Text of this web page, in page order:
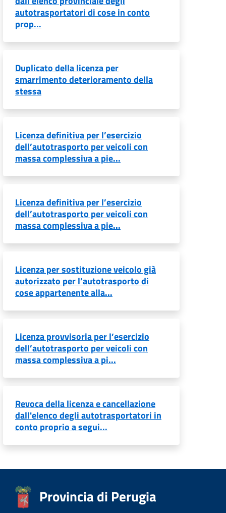
autotrasportatori di cose in conto
prop...
Duplicato della licenza per
smarrimento deterioramento della
stessa
Licenza definitiva per l’esercizio
dell’autotrasporto per veicoli con
massa complessiva a pie...
Licenza definitiva per l’esercizio
dell’autotrasporto per veicoli con
massa complessiva a pie...
Licenza per sostituzione veicolo già
autorizzato per l’autotrasporto di
cose appartenente alla...
Licenza provvisoria per l’esercizio
dell’autotrasporto per veicoli con
massa complessiva a pi...
Revoca della licenza e cancellazione
dall'elenco degli autotrasportatori in
conto proprio a segui...
Provincia di Perugia